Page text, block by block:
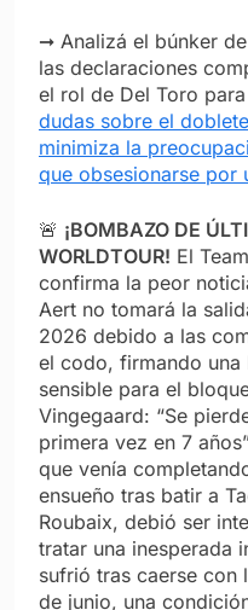
➞ Analizá el búnker
las declaraciones
el rol de Del Toro
dudas sobre el
minimiza la
que obsesionarse por
🚨 ¡BOMBAZO DE
WORLDTOUR! El
confirma la peor
Aert no tomará la
2026 debido a las
el codo, firmando una
sensible para el
Vingegaard: “Se
primera vez en 7
que venía
ensueño tras batir a
Roubaix, debió ser
tratar una inesperada
sufrió tras caerse con
de junio, una